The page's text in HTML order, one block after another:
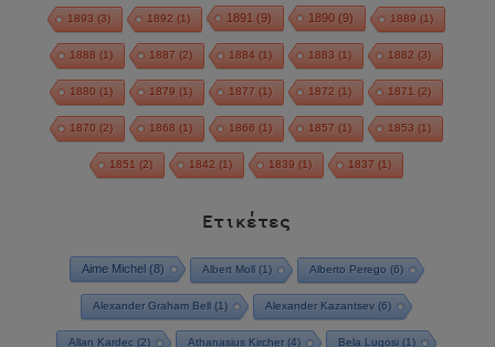
1893 (3) 1892 (1) 1891 (9) 1890 (9) 1889 (1)
1888 (1) 1887 (2) 1884 (1) 1883 (1) 1882 (3)
1880 (1) 1879 (1) 1877 (1) 1872 (1) 1871 (2)
1870 (2) 1868 (1) 1866 (1) 1857 (1) 1853 (1)
1851 (2) 1842 (1) 1839 (1) 1837 (1)
Ετικέτες
Aime Michel(8) Albert Moll(1) Alberto Perego (6)
Alexander Graham Bell (1) Alexander Kazantsev (6)
Allan Kardec (2) Athanasius Kircher (4) Bela Lugosi (1)